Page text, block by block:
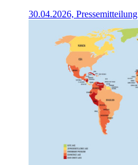
30.04.2026, Pressemitteilung